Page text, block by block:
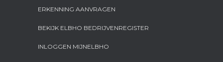
ERKENNING AANVRAGEN
BEKIJK ELBHO BEDRIJVENREGISTER
INLOGGEN MIJNELBHO